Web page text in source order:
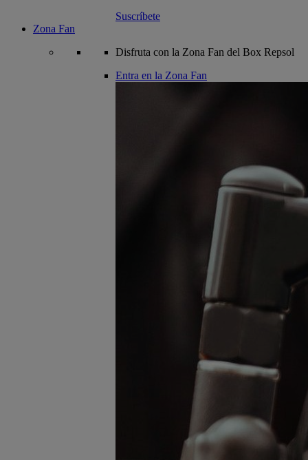
Suscríbete
Zona Fan
Disfruta con la Zona Fan del Box Repsol
Entra en la Zona Fan